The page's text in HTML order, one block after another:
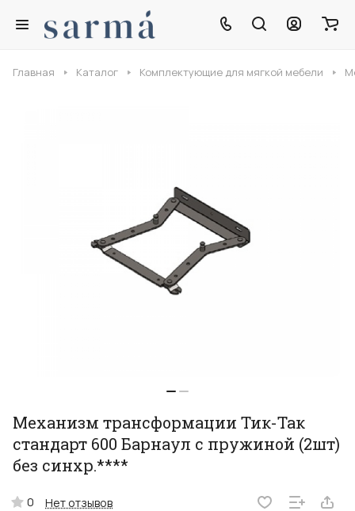
Главная Каталог Комплектующие для мягкой мебели
Механизм трансформации Тик-Так
стандарт 600 Барнаул с пружиной (2шт)
без синхр.****
0 Нет отзывов